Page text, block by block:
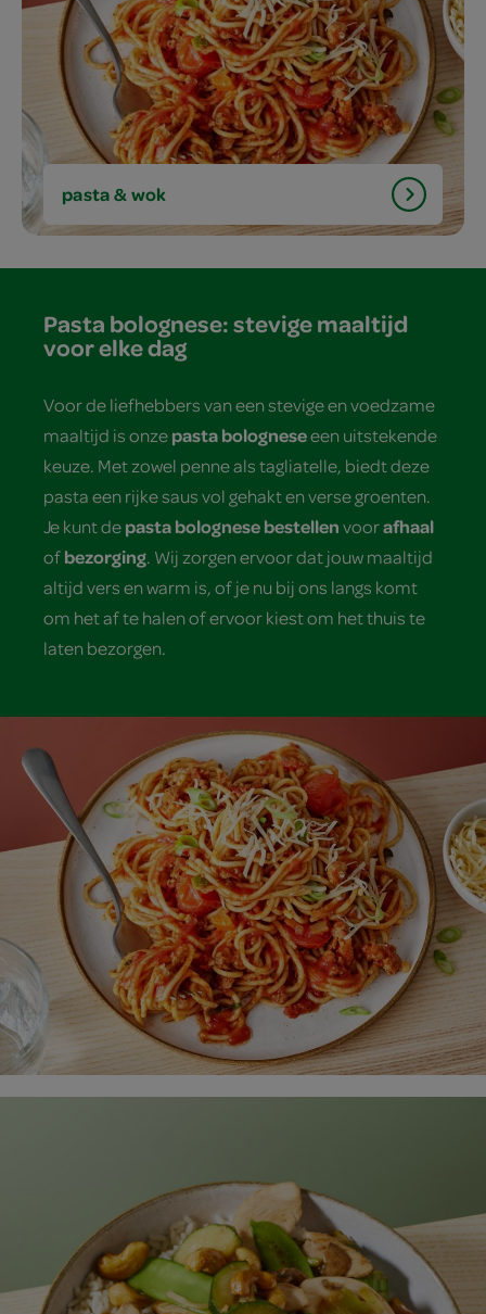
pasta & wok
Pasta bolognese: stevige maaltijd
voor elke dag
Voor de liefhebbers van een stevige en voedzame
maaltijd is onzepasta bologneseeen uitstekende
keuze. Met zowel penne als tagliatelle, biedt deze
pasta een rijke saus vol gehakt en verse groenten.
Je kunt depasta bolognese bestellenvoorafhaal
ofbezorging. Wij zorgen ervoor dat jouw maaltijd
altijd vers en warm is, of je nu bij ons langs komt
om het af te halen of ervoor kiest om het thuis te
laten bezorgen.